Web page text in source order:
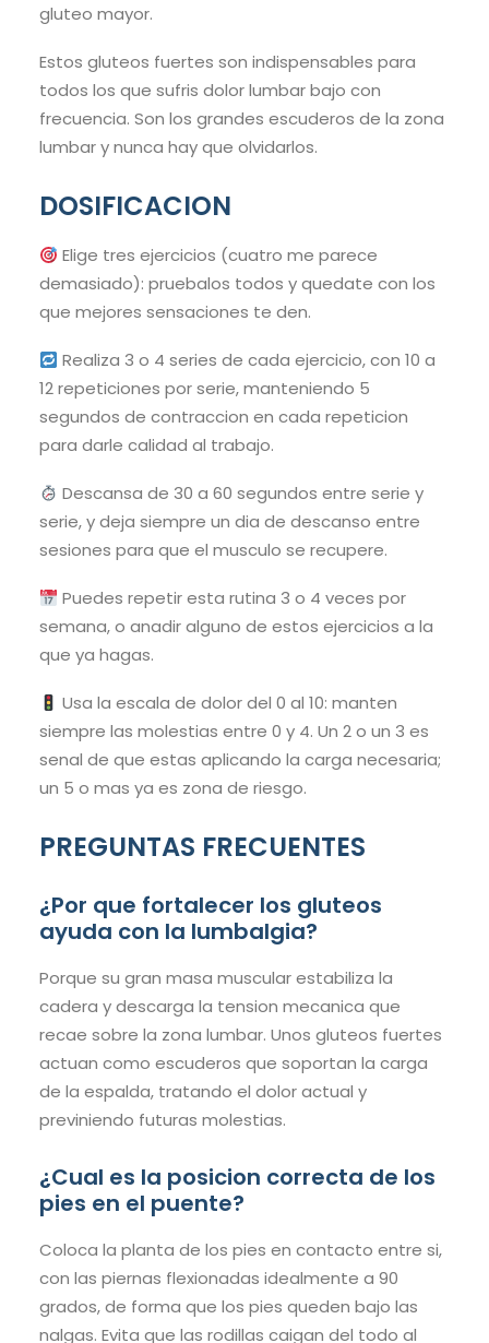
gluteo mayor.
Estos gluteos fuertes son indispensables para
todos los que sufris dolor lumbar bajo con
frecuencia. Son los grandes escuderos de la zona
lumbar y nunca hay que olvidarlos.
DOSIFICACION
Elige tres ejercicios (cuatro me parece
demasiado): pruebalos todos y quedate con los
que mejores sensaciones te den.
Realiza 3 o 4 series de cada ejercicio, con 10 a
12 repeticiones por serie, manteniendo 5
segundos de contraccion en cada repeticion
para darle calidad al trabajo.
Descansa de 30 a 60 segundos entre serie y
serie, y deja siempre un dia de descanso entre
sesiones para que el musculo se recupere.
Puedes repetir esta rutina 3 o 4 veces por
semana, o anadir alguno de estos ejercicios a la
que ya hagas.
Usa la escala de dolor del 0 al 10: manten
siempre las molestias entre 0 y 4. Un 2 o un 3 es
senal de que estas aplicando la carga necesaria;
un 5 o mas ya es zona de riesgo.
PREGUNTAS FRECUENTES
¿Por que fortalecer los gluteos
ayuda con la lumbalgia?
Porque su gran masa muscular estabiliza la
cadera y descarga la tension mecanica que
recae sobre la zona lumbar. Unos gluteos fuertes
actuan como escuderos que soportan la carga
de la espalda, tratando el dolor actual y
previniendo futuras molestias.
¿Cual es la posicion correcta de los
pies en el puente?
Coloca la planta de los pies en contacto entre si,
con las piernas flexionadas idealmente a 90
grados, de forma que los pies queden bajo las
nalgas. Evita que las rodillas caigan del todo al